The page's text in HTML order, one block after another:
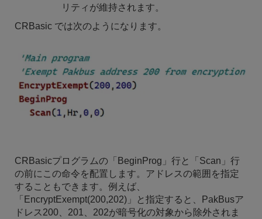
リティが維持されます。
CRBasic では次のようになります。
CRBasicプログラムの「BeginProg」行と「Scan」行
の前にこの命令を配置します。アドレスの範囲を指定
することもできます。例えば、
「EncryptExempt(200,202)」と指定すると、PakBusア
ドレス200、201、202が暗号化の対象から除外されま